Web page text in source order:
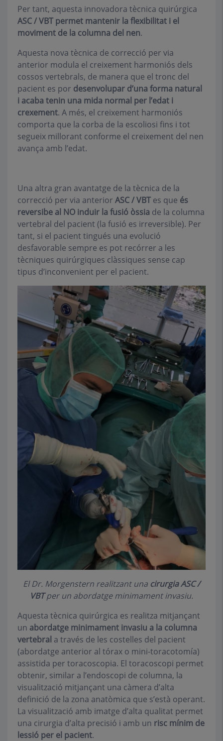
Per tant, aquesta innovadora tècnica quirúrgica
ASC / VBT permet mantenir la flexibilitat i el
moviment de la columna del nen.
Aquesta nova tècnica de correcció per via
anterior modula el creixement harmoniós dels
cossos vertebrals, de manera que el tronc del
pacient es por desenvolupar d’una forma natural
i acaba tenin una mida normal per l’edat i
crexement. A més, el creixement harmoniós
comporta que la corba de la escoliosi fins i tot
segueix millorant conforme el creixement del nen
avança amb l’edat.
Una altra gran avantatge de la tècnica de la
correcció per via anterior ASC / VBTes que és
reversibe al NO induir la fusió òssia de la columna
vertebral del pacient (la fusió es irreversible). Per
tant, si el pacient tingués una evolució
desfavorable sempre es pot recórrer a les
tècniques quirúrgiques clàssiques sense cap
tipus d’inconvenient per el pacient.
El Dr. Morgenstern realitzant una cirurgia ASC /
VBTper un abordatge minimament invasiu.
Aquesta tècnica quirúrgica es realitza mitjançant
un abordatge minimament invasiu a la columna
vertebral a través de les costelles del pacient
(abordatge anterior al tórax o mini-toracotomía)
assistida per toracoscopia. El toracoscopi permet
obtenir, similar a l’endoscopi de columna, la
visualització mitjançant una càmera d’alta
definició de la zona anatòmica que s’està operant.
La visualització amb imatge d’alta qualitat permet
una cirurgia d’alta precisió i amb un risc mínim de
lessió per el pacient.